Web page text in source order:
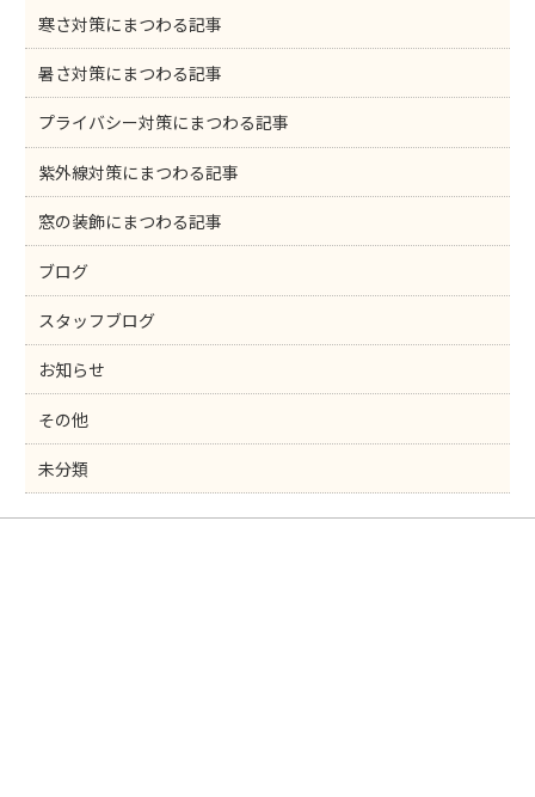
寒さ対策にまつわる記事
暑さ対策にまつわる記事
プライバシー対策にまつわる記事
紫外線対策にまつわる記事
窓の装飾にまつわる記事
ブログ
スタッフブログ
お知らせ
その他
未分類